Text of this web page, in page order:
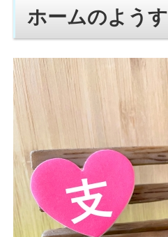
ホームのようす